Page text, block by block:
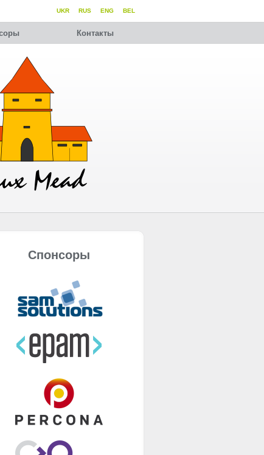
BEL
ENG
RUS
UKR
Контакты
Спонсоры